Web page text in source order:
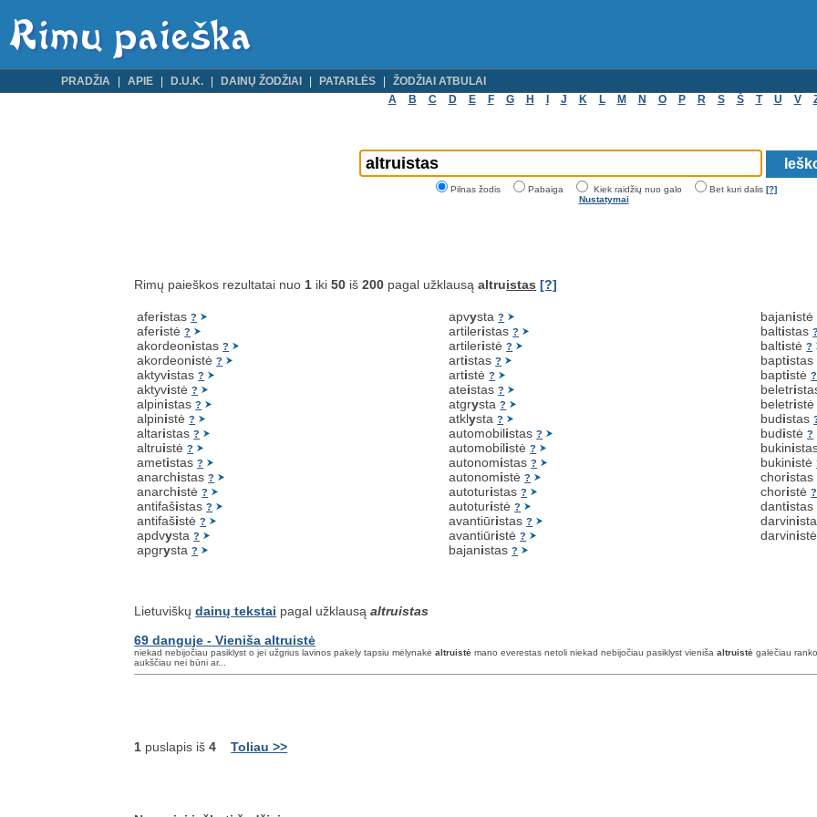
PRADŽIA APIE D.U.K. DAINŲ ŽODŽIAI PATARLĖS
ŽODŽIAI ATBULAI
A
B C D E F G H J K L M N O P R S Š T U V
Pilnas žodis Pabaiga Kiek raidžių nuo galo Bet kuri dalis [?]
Nustatymai
Rimų paieškos rezultatai nuo 1 iki50 iš200 pagal užklausąaltruistas [?]
aferistas?
aferistė?
akordeonistas?
akordeonistė?
aktyvistas?
aktyvistė?
alpinistas?
alpinistė?
altaristas?
altruistė?
ametistas?
anarchistas?
anarchistė?
antifašistas?
antifašistė?
apdvysta?
apgrysta?
apvysta?
artileristas?
artileristė?
artistas?
artistė?
ateistas?
atgrysta?
atklysta?
automobilistas?
automobilistė?
autonomistas?
autonomistė?
autoturistas?
autoturistė?
avantiūristas?
avantiūristė?
bajanistas?
bajanistė
baltistas?
baltistė?
baptistas
baptistė?
beletri
beletri
budistas
budistė?
bukini
bukinistė
choristas
choristė?
dantistas
darvini
darvini
Lietuviškųdainų tekstai pagal užklausąaltruistas
69 danguje - Vieniša altruistė
niekad nebijočiau pasiklyst o jei užgrius lavinos pakely tapsiu mėlynakėaltruistė mano everestas netoli niekad nebijočiau pasiklyst vienišaaltruistė galėčiau
aukščiau nei būni ar...
1 puslapis iš4 Toliau >>